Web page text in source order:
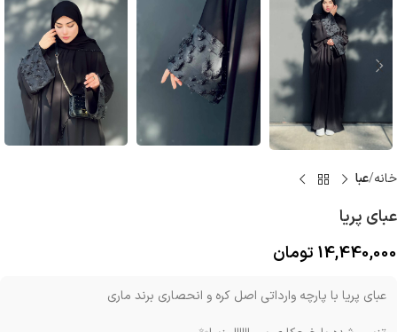
خانه عبا
عبای پریا
14,440,000 تومان
عبای پریا با پارچه وارداتی اصل کره و انحصاری برند ماری